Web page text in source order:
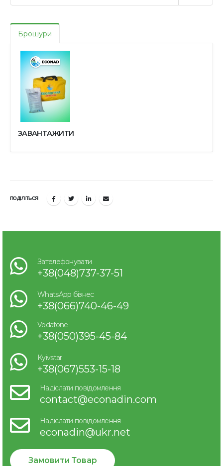
Брошури
ЗАВАНТАЖИТИ
ПОДІЛІТЬСЯ
Зателефонувати
+38(048)737-37-51
WhatsApp бізнес
+38(066)740-46-49
Vodafone
+38(050)395-45-84
Kyivstar
+38(067)553-15-18
Надіслати повідомлення
contact@econadin.com
Надіслати повідомлення
econadin@ukr.net
Замовити Товар